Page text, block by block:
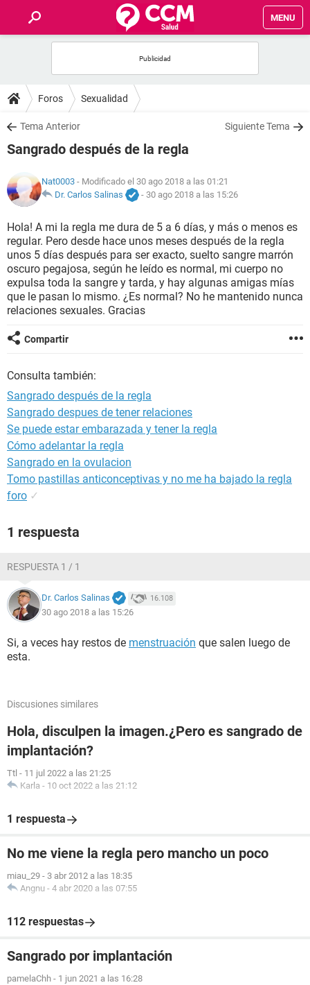
MENU
FOROS
SALUD
FAMILIA
NUTRICIÓN
BIENESTAR
SEXUALIDAD
GLOSARIO
Foros Sexualidad
Tema Anterior Siguiente Tema
Sangrado después de la regla
Nat0003 - Modificado el 30 ago 2018 a las 01:21
Dr. Carlos Salinas
- 30 ago 2018 a las 15:26
Hola! A mi la regla me dura de 5 a 6 días, y más o menos es
regular. Pero desde hace unos meses después de la regla
unos 5 días después para ser exacto, suelto sangre marrón
oscuro pegajosa, según he leído es normal, mi cuerpo no
expulsa toda la sangre y tarda, y hay algunas amigas mías
que le pasan lo mismo. ¿Es normal? No he mantenido nunca
relaciones sexuales. Gracias
Compartir
Consulta también:
Sangrado después de la regla
Sangrado despues de tener relaciones
Se puede estar embarazada y tener la regla
Cómo adelantar la regla
Sangrado en la ovulacion
Tomo pastillas anticonceptivas y no me ha bajado la regla
foro ✓
1 respuesta
RESPUESTA 1 / 1
Dr. Carlos Salinas 16.108
30 ago 2018 a las 15:26
Si, a veces hay restos de menstruación que salen luego de
esta.
Discusiones similares
Hola, disculpen la imagen.¿Pero es sangrado de
implantación?
Ttl - 11 jul 2022 a las 21:25
Karla - 10 oct 2022 a las 21:12
1 respuesta
No me viene la regla pero mancho un poco
miau_29 - 3 abr 2012 a las 18:35
Angnu - 4 abr 2020 a las 07:55
112 respuestas
Sangrado por implantación
pamelaChh - 1 jun 2021 a las 16:28